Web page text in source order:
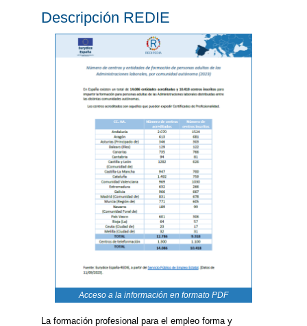
Descripción REDIE
Acceso a la información en formato PDF
La formación profesional para el empleo forma y